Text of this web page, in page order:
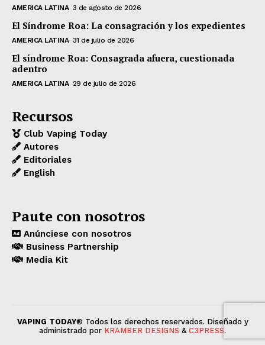
AMERICA LATINA 3 de agosto de 2026
El Síndrome Roa: La consagración y los expedientes
AMERICA LATINA 31 de julio de 2026
El síndrome Roa: Consagrada afuera, cuestionada
adentro
AMERICA LATINA 29 de julio de 2026
Recursos
Club Vaping Today
Autores
Editoriales
English
Paute con nosotros
Anúnciese con nosotros
Business Partnership
Media Kit
VAPING TODAY® Todos los derechos reservados. Diseñado y
administrado por KRAMBER DESIGNS & C3PRESS.